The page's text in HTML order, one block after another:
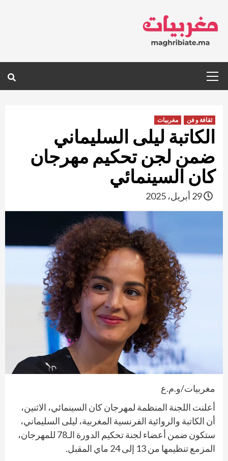
content
Menu
ثقافة و فن مغربيات
الكاتبة ليلى السليماني
ضمن لجن تحكيم مهرجان
كان السينمائي
مغربيات/و.م.ع
أعلنت اللجنة المنظمة لمهرجان كان السينمائي، الاثنين،
أن الكاتبة والروائية الفرنسية المغربية، ليلى السليماني،
ستكون ضمن أعضاء لجنة تحكيم الدورة الـ78 للمهرجان،
المزمع تنظيمها من 13 إلى 24 ماي المقبل.